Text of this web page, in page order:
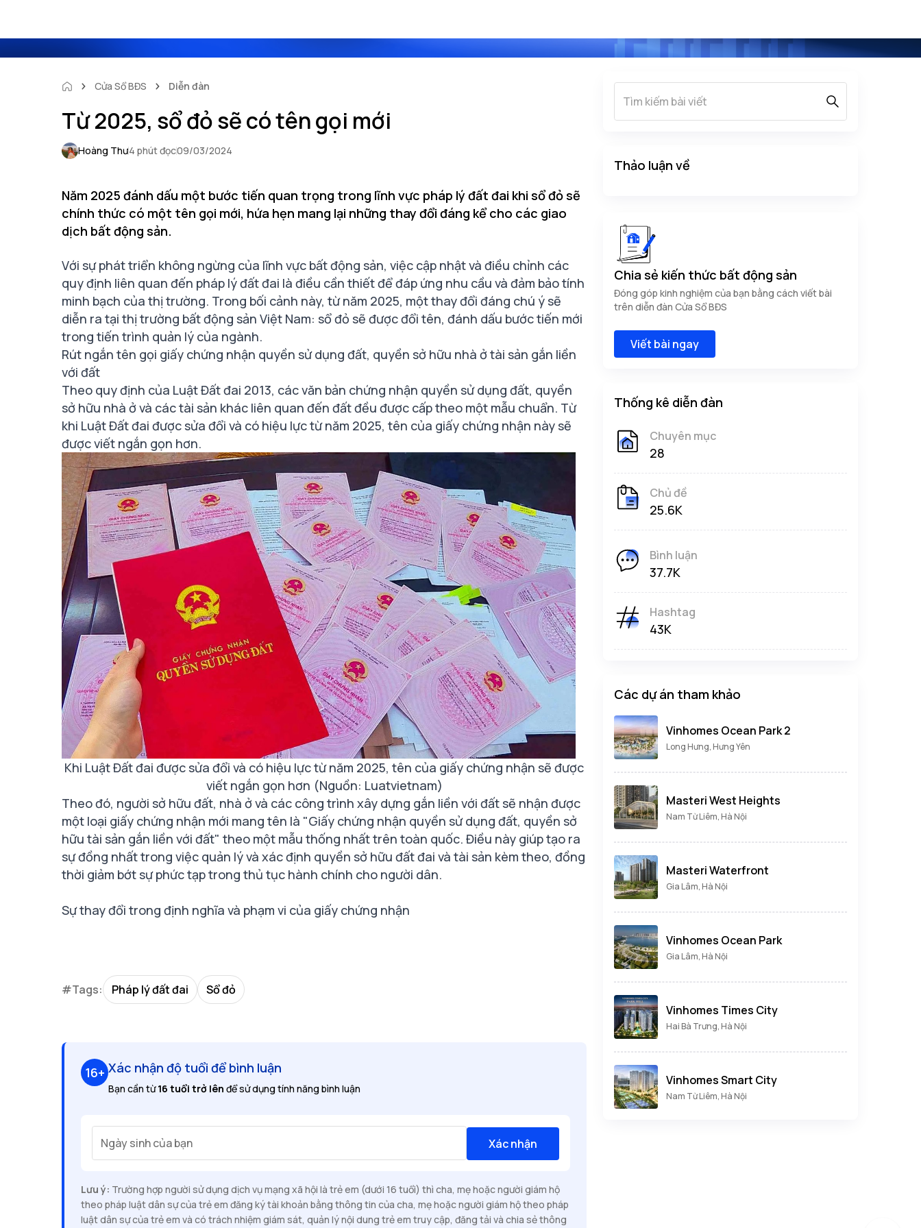
Cửa Sổ BĐS Diễn đàn
Từ 2025, sổ đỏ sẽ có tên gọi mới
Hoàng Thư4 phút đọc09/03/2024
Năm 2025 đánh dấu một bước tiến quan trọng trong lĩnh vực pháp lý đất đai khi sổ đỏ sẽ
chính thức có một tên gọi mới, hứa hẹn mang lại những thay đổi đáng kể cho các giao
dịch bất động sản.
Với sự phát triển không ngừng của lĩnh vực bất động sản, việc cập nhật và điều chỉnh các
quy định liên quan đến pháp lý đất đai là điều cần thiết để đáp ứng nhu cầu và đảm bảo tính
minh bạch của thị trường. Trong bối cảnh này, từ năm 2025, một thay đổi đáng chú ý sẽ
diễn ra tại thị trường bất động sản Việt Nam: sổ đỏ sẽ được đổi tên, đánh dấu bước tiến mới
trong tiến trình quản lý của ngành.
Rút ngắn tên gọi giấy chứng nhận quyền sử dụng đất, quyền sở hữu nhà ở tài sản gắn liền
với đất
Theo quy định của Luật Đất đai 2013, các văn bản chứng nhận quyền sử dụng đất, quyền
sở hữu nhà ở và các tài sản khác liên quan đến đất đều được cấp theo một mẫu chuẩn. Từ
khi Luật Đất đai được sửa đổi và có hiệu lực từ năm 2025, tên của giấy chứng nhận này sẽ
được viết ngắn gọn hơn.
Khi Luật Đất đai được sửa đổi và có hiệu lực từ năm 2025, tên của giấy chứng nhận sẽ được
viết ngắn gọn hơn (Nguồn: Luatvietnam)
Theo đó, người sở hữu đất, nhà ở và các công trình xây dựng gắn liền với đất sẽ nhận được
một loại giấy chứng nhận mới mang tên là "Giấy chứng nhận quyền sử dụng đất, quyền sở
hữu tài sản gắn liền với đất" theo một mẫu thống nhất trên toàn quốc. Điều này giúp tạo ra
sự đồng nhất trong việc quản lý và xác định quyền sở hữu đất đai và tài sản kèm theo, đồng
thời giảm bớt sự phức tạp trong thủ tục hành chính cho người dân.
Sự thay đổi trong định nghĩa và phạm vi của giấy chứng nhận
#Tags: Pháp lý đất đai Sổ đỏ
16+ Xác nhận độ tuổi để bình luận
Bạn cần từ16 tuổi trở lên để sử dụng tính năng bình luận
Ngày sinh của bạn Xác nhận
Lưu ý: Trường hợp người sử dụng dịch vụ mạng xã hội là trẻ em (dưới 16 tuổi) thì cha, mẹ hoặc người giám hộ
theo pháp luật dân sự của trẻ em đăng ký tài khoản bằng thông tin của cha, mẹ hoặc người giám hộ theo pháp
luật dân sự của trẻ em và có trách nhiệm giám sát, quản lý nội dung trẻ em truy cập, đăng tải và chia sẻ thông
Thảo luận về
Chia sẻ kiến thức bất động sản
Đóng góp kinh nghiệm của bạn bằng cách viết bài
trên diễn đàn Cửa Sổ BĐS
Viết bài ngay
Thống kê diễn đàn
Chuyên mục
28
Chủ đề
25.6K
Bình luận
37.7K
Hashtag
43K
Các dự án tham khảo
Vinhomes Ocean Park 2
Long Hưng, Hưng Yên
Masteri West Heights
Nam Từ Liêm, Hà Nội
Masteri Waterfront
Gia Lâm, Hà Nội
Vinhomes Ocean Park
Gia Lâm, Hà Nội
Vinhomes Times City
Hai Bà Trưng, Hà Nội
Vinhomes Smart City
Nam Từ Liêm, Hà Nội